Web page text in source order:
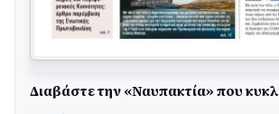
Διαβάστε την «Ναυπακτία» που